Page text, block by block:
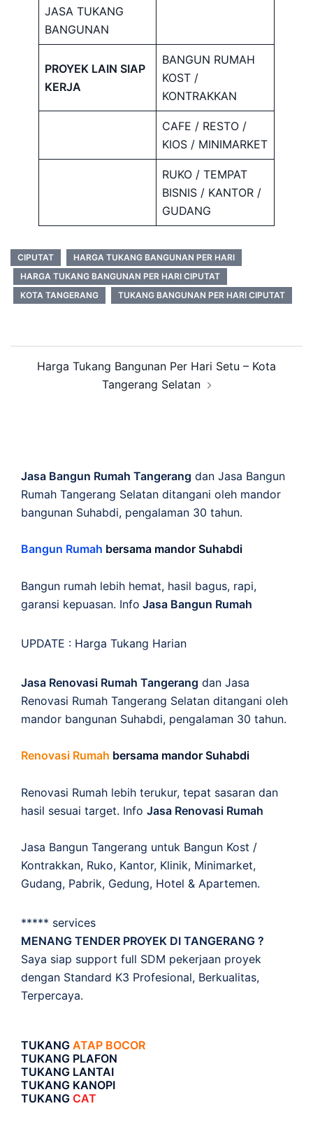
JASA TUKANG
BANGUNAN
PROYEK LAIN SIAP
KERJA
BANGUN RUMAH
KOST /
KONTRAKKAN
CAFE / RESTO /
KIOS / MINIMARKET
RUKO / TEMPAT
BISNIS / KANTOR /
GUDANG
CIPUTAT
HARGA TUKANG BANGUNAN PER HARI
HARGA TUKANG BANGUNAN PER HARI CIPUTAT
KOTA TANGERANG
TUKANG BANGUNAN PER HARI CIPUTAT
navigation
Harga Tukang Bangunan Per Hari Setu – Kota
Tangerang Selatan
Jasa Bangun Rumah Tangerang dan Jasa Bangun
Rumah Tangerang Selatan ditangani oleh mandor
bangunan Suhabdi, pengalaman 30 tahun.
Bangun Rumah bersama mandor Suhabdi
Bangun rumah lebih hemat, hasil bagus, rapi,
garansi kepuasan. Info Jasa Bangun Rumah
UPDATE : Harga Tukang Harian
Jasa Renovasi Rumah Tangerang dan Jasa
Renovasi Rumah Tangerang Selatan ditangani oleh
mandor bangunan Suhabdi, pengalaman 30 tahun.
Renovasi Rumah bersama mandor Suhabdi
Renovasi Rumah lebih terukur, tepat sasaran dan
hasil sesuai target. Info Jasa Renovasi Rumah
Jasa Bangun Tangerang untuk Bangun Kost /
Kontrakkan, Ruko, Kantor, Klinik, Minimarket,
Gudang, Pabrik, Gedung, Hotel & Apartemen.
***** services
MENANG TENDER PROYEK DI TANGERANG ?
Saya siap support full SDM pekerjaan proyek
dengan Standard K3 Profesional, Berkualitas,
Terpercaya.
TUKANG ATAP BOCOR
TUKANG PLAFON
TUKANG LANTAI
TUKANG KANOPI
TUKANG CAT